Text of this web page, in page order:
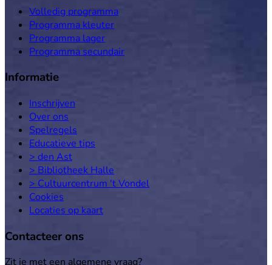
Volledig programma
Programma kleuter
Programma lager
Programma secundair
Informatie
Inschrijven
Over ons
Spelregels
Educatieve tips
> den Ast
> Bibliotheek Halle
> Cultuurcentrum 't Vondel
Cookies
Locaties op kaart
Contacteer ons
Zit je met een algemene vraag?